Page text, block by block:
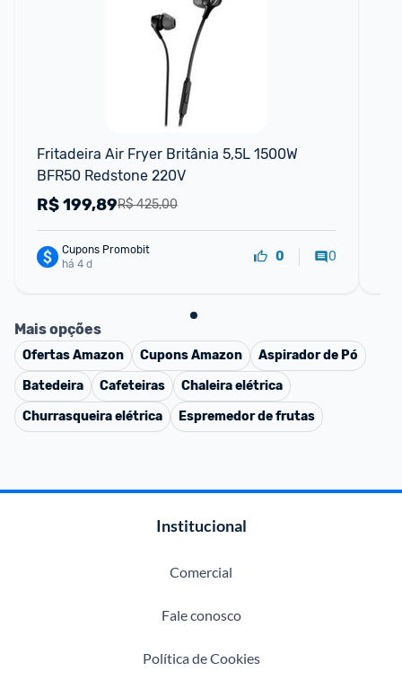
Fritadeira Air Fryer Britânia 5,5L 1500W
BFR50 Redstone 220V
R$ 425,00
R$199,89
Cupons Promobit
há 4 d
0 0
Mais opções
OfertasAmazon CuponsAmazon
Aspirador de Pó
Batedeira
Cafeteiras
Chaleira elétrica
Churrasqueira elétrica
Espremedor de frutas
Institucional
Comercial
Fale conosco
Política de Cookies